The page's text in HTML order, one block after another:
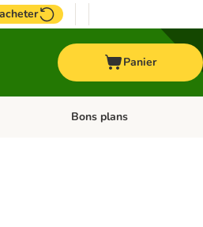
Panier
Cheval Dérouler les catégories: Top
Bons plans